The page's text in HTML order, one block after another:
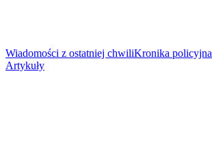
Wiadomości z ostatniej chwiliKronika policyjna
Artykuły